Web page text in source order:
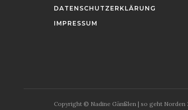
DATENSCHUTZERKLÄRUNG
IMPRESSUM
Copyright © Nadine Gänßlen | so geht Norden